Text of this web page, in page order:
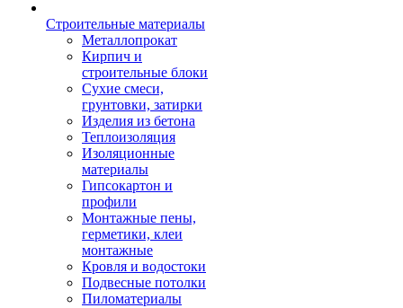
Строительные материалы
Металлопрокат
Кирпич и
строительные блоки
Сухие смеси,
грунтовки, затирки
Изделия из бетона
Теплоизоляция
Изоляционные
материалы
Гипсокартон и
профили
Монтажные пены,
герметики, клеи
монтажные
Кровля и водостоки
Подвесные потолки
Пиломатериалы